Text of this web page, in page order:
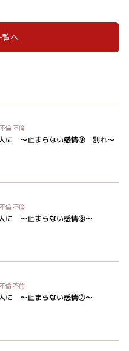
へ
倫 不倫
人に ～止まらない感情⑨ 別れ～
倫 不倫
に ～止まらない感情⑧～
倫 不倫
に ～止まらない感情⑦～